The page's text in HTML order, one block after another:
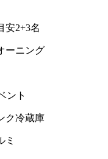
安2+3名
ニング
ント
ク冷蔵庫
ミ